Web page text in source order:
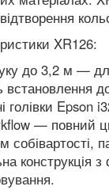
XR126:
до 3,2 м — для
встановлення
голівки Epson
— повний
собівартості,
конструкція